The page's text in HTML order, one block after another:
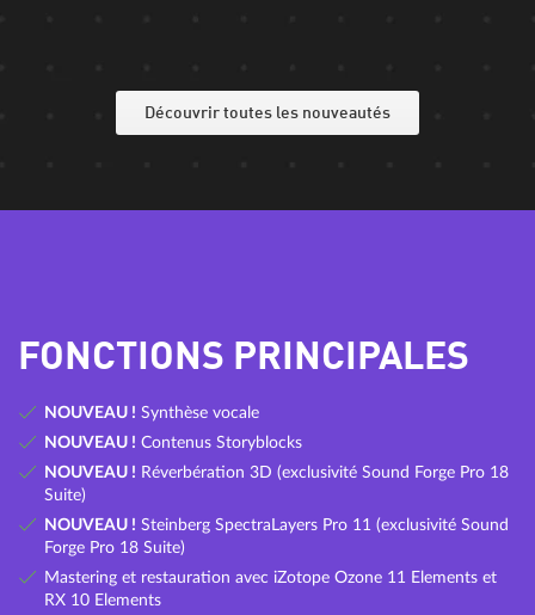
Découvrir toutes les nouveautés
FONCTIONS PRINCIPALES
NOUVEAU ! Synthèse vocale
NOUVEAU ! Contenus Storyblocks
NOUVEAU ! Réverbération 3D (exclusivité Sound Forge Pro 18
Suite)
NOUVEAU ! Steinberg SpectraLayers Pro 11 (exclusivité Sound
Forge Pro 18 Suite)
Mastering et restauration avec iZotope Ozone 11 Elements et
RX 10 Elements